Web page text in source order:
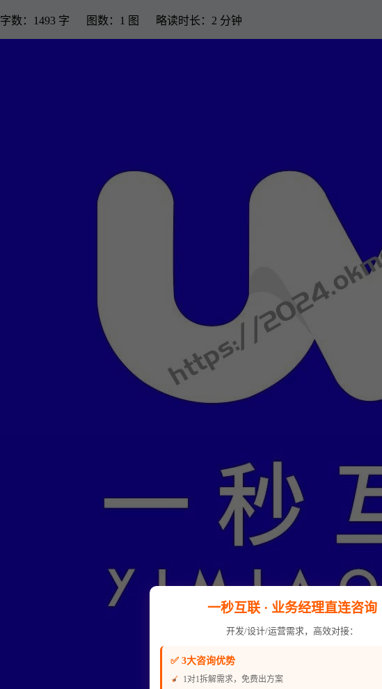
字数：1493 字 图数：1 图 略读时长：2 分钟
一秒互联 · 业务经理直连咨询
开发/设计/运营需求，高效对接：
✅ 3大咨询优势
1对1拆解需求，免费出方案